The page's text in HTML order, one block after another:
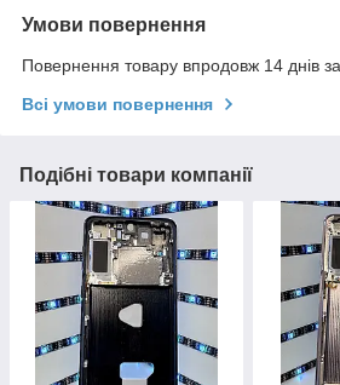
Умови повернення
Повернення товару впродовж 14 днів
Всі умови повернення
Подібні товари компанії